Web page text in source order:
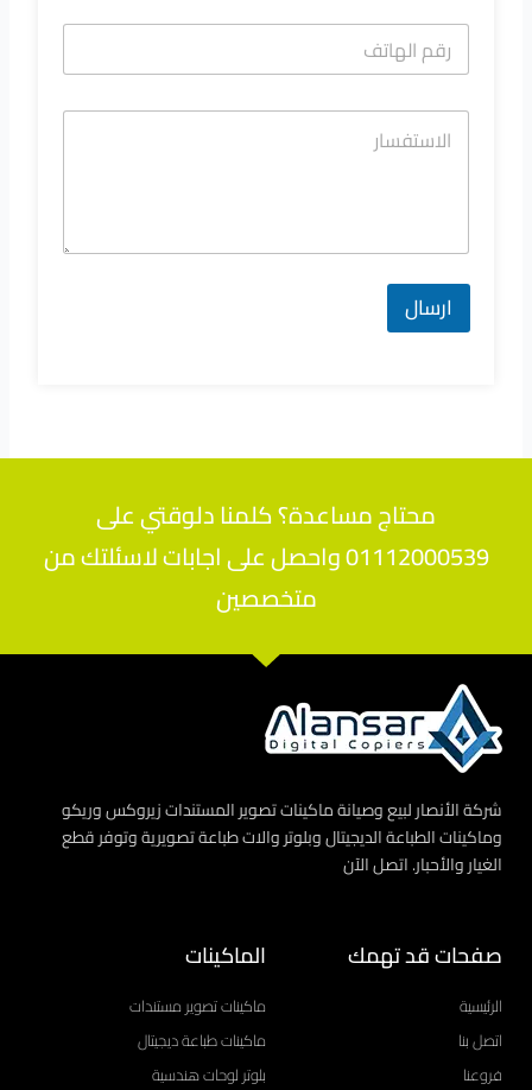
ارسال
محتاج مساعدة؟ كلمنا دلوقتي على
01112000539 واحصل على اجابات لاسئلتك من
متخصصين
شركة الأنصار لبيع وصيانة ماكينات تصوير المستندات زيروكس وريكو
وماكينات الطباعة الديجيتال وبلوتر والات طباعة تصويرية وتوفر قطع
الغيار والأحبار. اتصل الآن
صفحات قد تهمك
الرئيسية
اتصل بنا
فروعنا
الماكينات
ماكينات تصوير مستندات
ماكينات طباعة ديجيتال
بلوتر لوحات هندسية